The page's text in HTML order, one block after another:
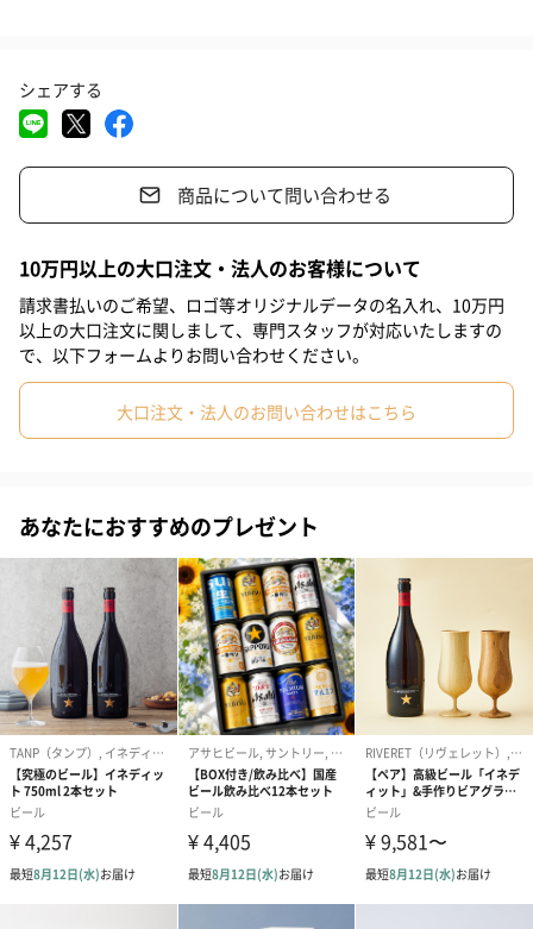
マリアージュ
みをオプションで用意しました。
お酒好きの人は勿論、記念日、日々の感謝の気持ちを伝える時に
も幅広いシーンで安心してお贈り頂けるギフトです。
※おつまみは有料オプションになります。
贈りやすいギフトBOXに入れてお届けします！
純銅リファインドマグ
愛されるマグカップ
ビアバーや喫茶店のコーヒーで、モダンな銅具として多くのプロ
に愛されている純銅マグです。熱伝導性が高く、冷たいものを冷
たいまま飲める銅カップは特別なひとときを演出します。
#パーティー
#母の日 #結婚祝い
#取引先男性 #義母 #義父 #部下女性
#同僚女性 #上司男性 #上司女性 #祖父 #祖母 #母親
#父親 #妻 #夫 #女性 #男性 #男友達 #女友達
#60代 #70代 #80代 #90代
シェアする
商品について問い合わせる
10万円以上の大口注文・法人のお客様について
請求書払いのご希望、ロゴ等オリジナルデータの名入れ、10万円
以上の大口注文に関しまして、専門スタッフが対応いたしますの
で、以下フォームよりお問い合わせください。
大口注文・法人のお問い合わせはこちら
あなたにおすすめのプレゼント